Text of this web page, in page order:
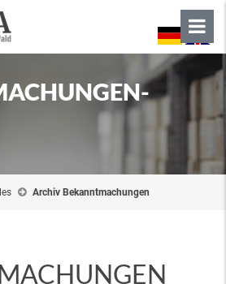
Archiv Bekanntmachungen